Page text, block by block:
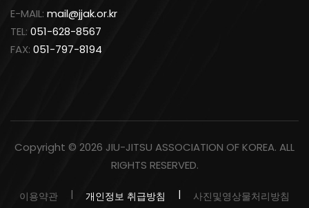
E-MAIL: mail@jjak.or.kr
TEL: 051-628-8567
FAX: 051-797-8194
Copyright © 2026 JIU-JITSU ASSOCIATION OF KOREA. ALL
RIGHTS RESERVED.
이용약관 개인정보 취급방침 사진및영상물처리방침